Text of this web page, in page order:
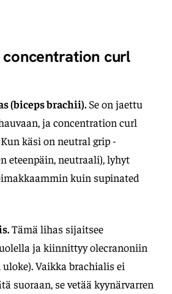
curl
(biceps brachii). Se on jaettu
ja concentration curl
käsi on neutral grip -
eteenpäin, neutraali), lyhyt
kuin supinated
Tämä lihas sijaitsee
ja kiinnittyy olecranoniin
Vaikka brachialis ei
suoraan, se vetää kyynärvarren